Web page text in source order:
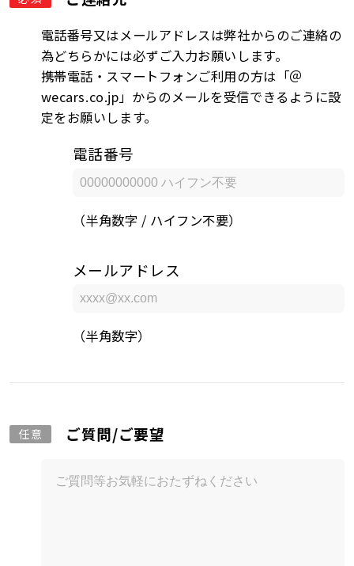
電話番号又はメールアドレスは弊社からのご連絡の
為どちらかには必ずご入力お願いします。
携帯電話・スマートフォンご利用の方は「＠
wecars.co.jp」からのメールを受信できるように設
定をお願いします。
電話番号
（半角数字 / ハイフン不要）
メールアドレス
（半角数字）
任意 ご質問/ご要望